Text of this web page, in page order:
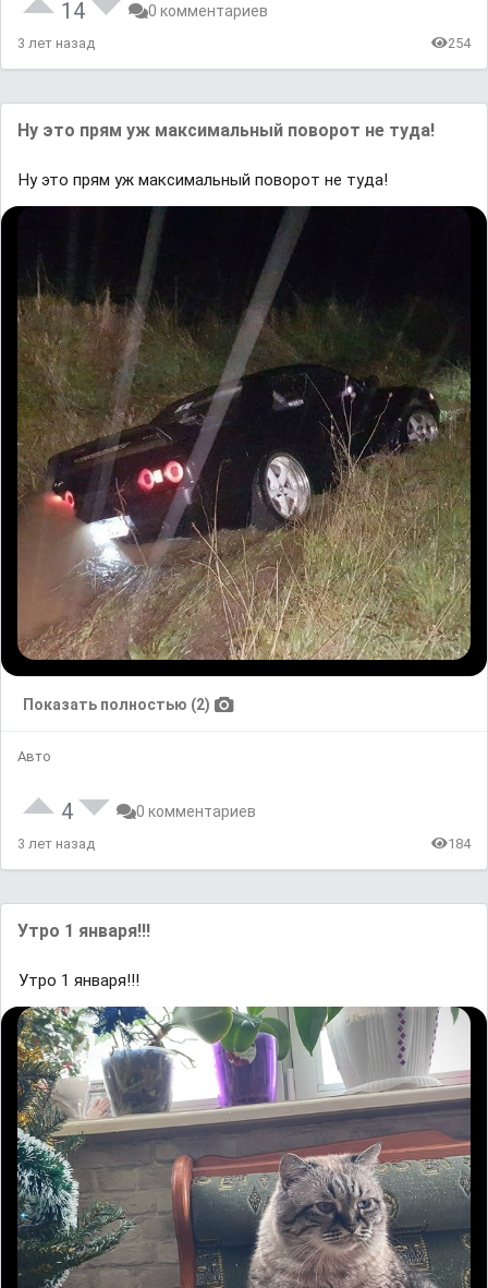
14 0 комментариев
3 лет назад 254
Ну это прям уж максимальный поворот не туда!
Ну это прям уж максимальный поворот не туда!
Показать полностью (2)
Авто
4 0 комментариев
3 лет назад 184
Утро 1 января!!!
Утро 1 января!!!